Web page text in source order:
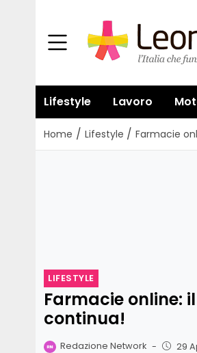
Lifestyle Lavoro
Home / Lifestyle / Farmacie
LIFESTYLE
Farmacie online:
continua!
Redazione Network - 29